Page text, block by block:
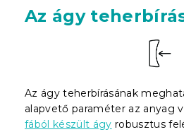
Az ágy
Az ágy teherbírásának
alapvető paraméter az anyag
fából készült ágy robusztus